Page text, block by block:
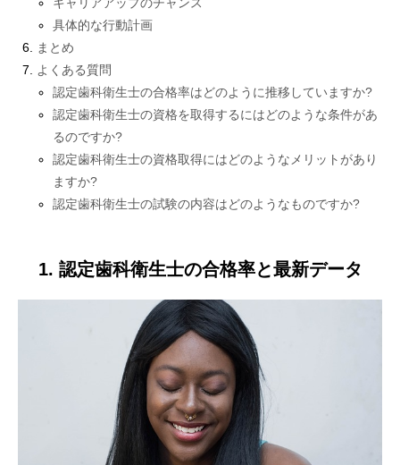
具体的な行動計画
まとめ
よくある質問
認定歯科衛生士の合格率はどのように推移していますか?
認定歯科衛生士の資格を取得するにはどのような条件があ
るのですか?
認定歯科衛生士の資格取得にはどのようなメリットがあり
ますか?
認定歯科衛生士の試験の内容はどのようなものですか?
1. 認定歯科衛生士の合格率と最新データ